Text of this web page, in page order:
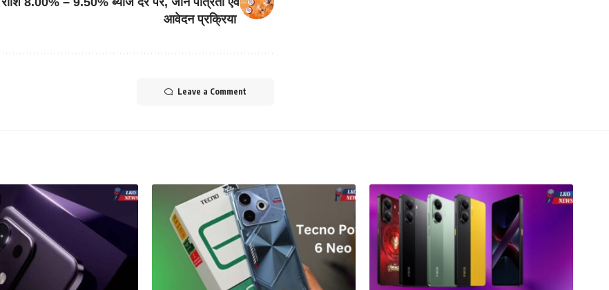
आवेदन प्रक्रिया
Leave a Comment